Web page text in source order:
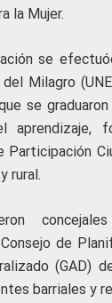
la Mujer.
se
Milagro
se
aprendizaje,
Participación
rural.
de
(GAD)
barriales y